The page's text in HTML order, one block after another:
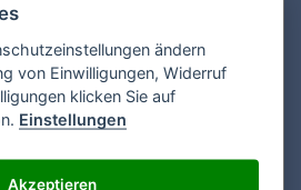
ändern
von Einwilligungen, Widerruf
klicken Sie auf
Einstellungen
Akzeptieren